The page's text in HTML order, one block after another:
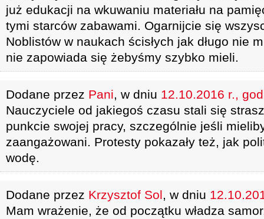
już edukacji na wkuwaniu materiału na
tymi starców zabawami. Ogarnijcie się
Noblistów w naukach ścisłych jak długo nie
nie zapowiada się żebyśmy szybko mieli.
Dodane przez Pani, w dniu 12.10.2016 r.,
Nauczyciele od jakiegoś czasu stali się
punkcie swojej pracy, szczególnie jeśli
zaangażowani. Protesty pokazały też, jak
wodę.
Dodane przez Krzysztof Sol, w dniu
Mam wrażenie, że od początku władza